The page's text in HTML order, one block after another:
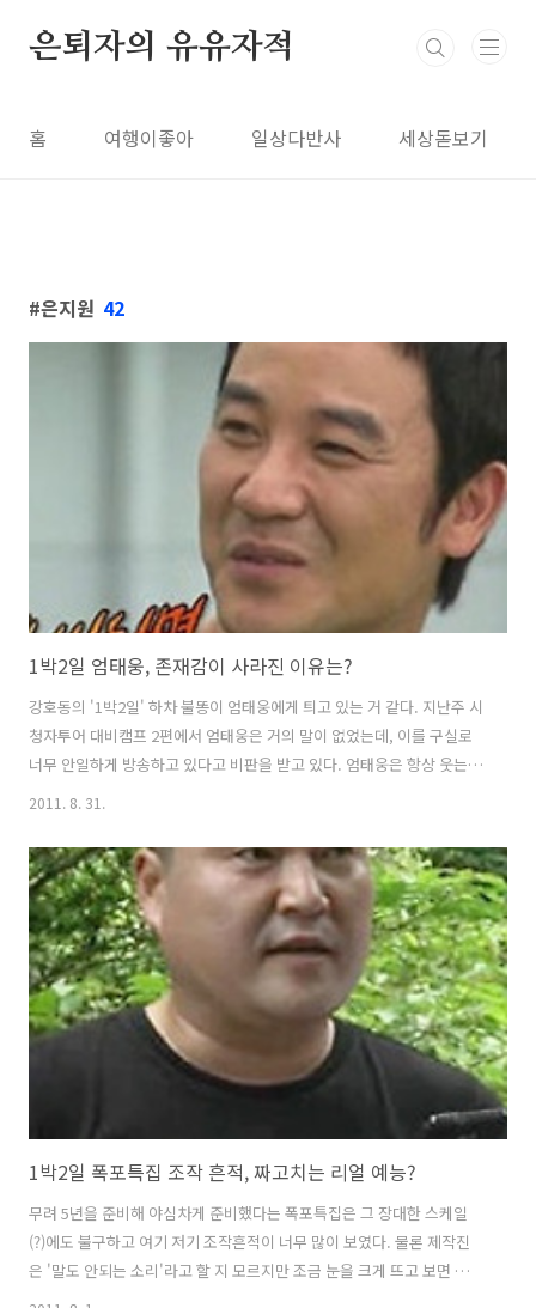
은퇴자의 유유자적
홈 여행이좋아 일상다반사 세상돋보기
은지원 42
1박2일 엄태웅, 존재감이 사라진 이유는?
강호동의 '1박2일' 하차 불똥이 엄태웅에게 틔고 있는 거 같다. 지난주 시
청자투어 대비캠프 2편에서 엄태웅은 거의 말이 없었는데, 이를 구실로
너무 안일하게 방송하고 있다고 비판을 받고 있다. 엄태웅은 항상 웃는
얼굴로 나오기 때문에 '훈남'이라고 했는데, 그 모습마저 이제 꼴보기 싫
수준으로 전락했다는 말까지 나온다. 명품조연특집때 성동일이 엄태웅
에게 '너무 날로 먹는다'고 할 정도니, 말이 적긴 적은 모양이다. 사실 예
능 첫 출연한 엄태웅에게 기존 맴버들과 같은 예능감을 기대하는 건 욕심
인지 모른다. 김종민도 공익가기 전에는 강호동 다음으로 빵빵 터뜨렸는
데 복귀 후 비난받은 걸 생각하면 엄태웅에게 존재감을 요구하긴 아직 무
리라고 ..
2011. 8. 31.
1박2일 폭포특집 조작 흔적, 짜고치는 리얼 예능?
무려 5년을 준비해 야심차게 준비했다는 폭포특집은 그 장대한 스케일
(?)에도 불구하고 여기 저기 조작흔적이 너무 많이 보였다. 물론 제작진
은 '말도 안되는 소리'라고 할 지 모르지만 조금 눈을 크게 뜨고 보면 이건
뭐 '짜고 치는 고스톱'이라 해도 과언이 아닐 정도다. 그동안 '1박2일'은